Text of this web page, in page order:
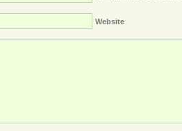
Website